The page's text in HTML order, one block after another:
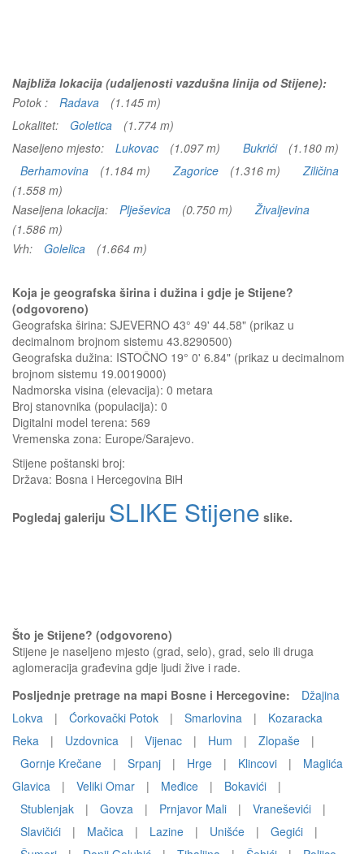
Najbliža lokacija (udaljenosti vazdušna linija od Stijene):
Potok :
Radava
(1.145 m)
Lokalitet:
Goletica
(1.774 m)
Naseljeno mjesto:
Lukovac (1.097 m) Bukrići
(1.180 m)
Berhamovina
(1.184 m) Zagorice (1.316 m)
Ziličina
(1.558 m)
Naseljena lokacija:
Plješevica (0.750 m)
Živaljevina
(1.586 m)
Vrh:
Golelica (1.664 m)
Koja je geografska širina i dužina i gdje je Stijene?
(odgovoreno)
Geografska širina: SJEVERNO 43° 49' 44.58" (prikaz u
decimalnom brojnom sistemu 43.8290500)
Geografska dužina: ISTOČNO 19° 0' 6.84" (prikaz u decimalnom
brojnom sistemu 19.0019000)
Nadmorska visina (elevacija): 0 metara
Broj stanovnika (populacija): 0
Digitalni model terena: 569
Vremenska zona: Europe/Sarajevo.
Stijene poštanski broj:
Država: Bosna i Hercegovina BiH
Pogledaj galeriju SLIKE Stijene slike.
Što je Stijene? (odgovoreno)
Stijene je naseljeno mjesto (grad, selo), grad, selo ili druga
aglomeracija građevina gdje ljudi žive i rade.
Posljednje pretrage na mapi Bosne i Hercegovine:
Džajina
Lokva
| Ćorkovački Potok | Smarlovina |
Kozaracka
Reka
| Uzdovnica | Vijenac | Hum | Zlopaše
|
Gornje Krečane
| Srpanj | Hrge | Klincovi |
Maglića
Glavica
| Veliki Omar | Međice | Bokavići
|
Stublenjak
| Govza | Prnjavor Mali | Vraneševići
|
Slavičići
| Mačica | Lazine | Unišće | Gegići
|